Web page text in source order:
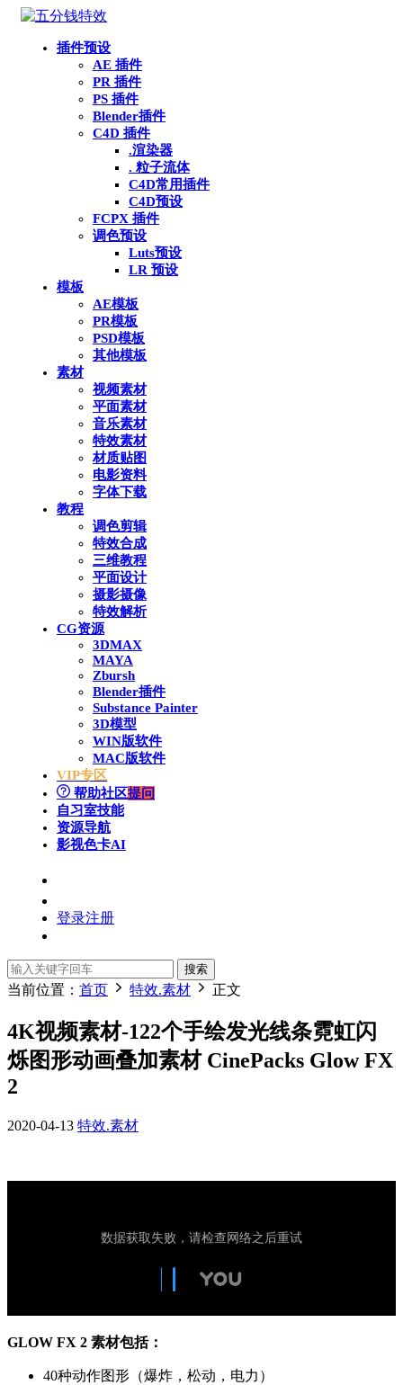
插件预设
AE 插件
PR 插件
PS 插件
Blender插件
C4D 插件
.渲染器
. 粒子流体
C4D常用插件
C4D预设
FCPX 插件
调色预设
Luts预设
LR 预设
模板
AE模板
PR模板
PSD模板
其他模板
素材
视频素材
平面素材
音乐素材
特效素材
材质贴图
电影资料
字体下载
教程
调色剪辑
特效合成
三维教程
平面设计
摄影摄像
特效解析
CG资源
3DMAX
MAYA
Zbursh
Blender插件
Substance Painter
3D模型
WIN版软件
MAC版软件
VIP专区
帮助社区提问
自习室技能
资源导航
影视色卡AI
登录注册
搜索
当前位置： 首页 特效.素材 正文
4K视频素材-122个手绘发光线条霓虹闪
烁图形动画叠加素材 CinePacks Glow FX
2
2020-04-13 特效.素材
GLOW FX 2 素材包括：
40种动作图形（爆炸，松动，电力）